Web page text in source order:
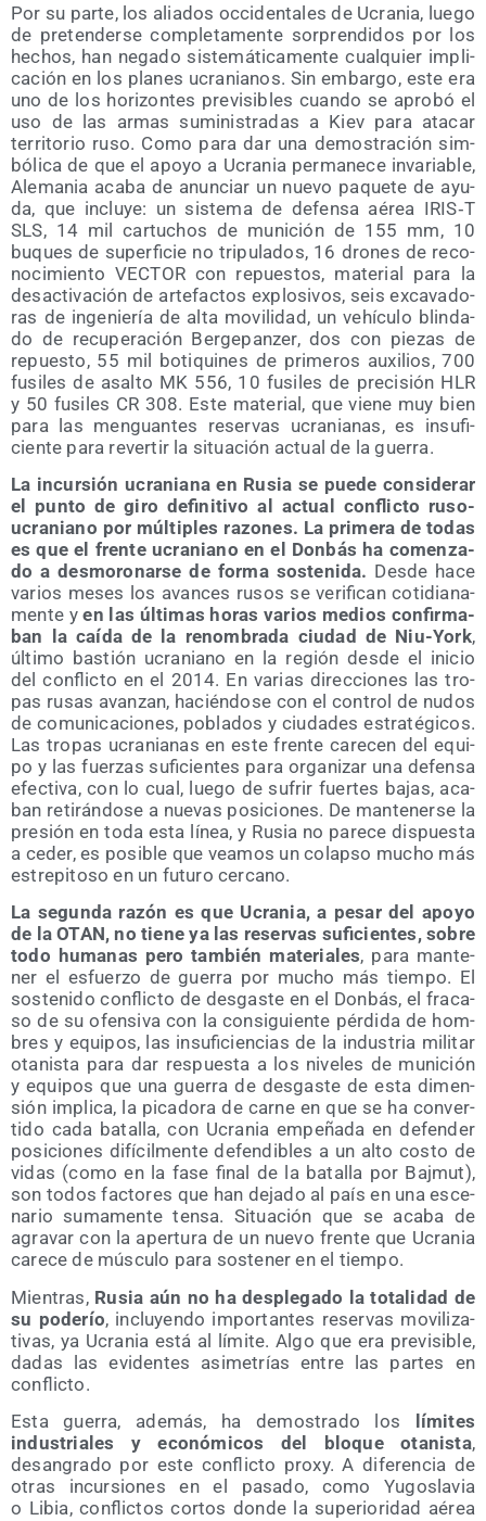
Por su par­te, los alia­dos occi­den­ta­les de Ucra­nia, lue­go
de pre­ten­der­se com­ple­ta­men­te sor­pren­di­dos por los
hechos, han nega­do sis­te­má­ti­ca­men­te cual­quier impli­
ca­ción en los pla­nes ucra­nia­nos. Sin embar­go, este era
uno de los hori­zon­tes pre­vi­si­bles cuan­do se apro­bó el
uso de las armas sumi­nis­tra­das a Kiev para ata­car
terri­to­rio ruso. Como para dar una demos­tra­ción sim­
bó­li­ca de que el apo­yo a Ucra­nia per­ma­ne­ce inva­ria­ble,
Ale­ma­nia aca­ba de anun­ciar un nue­vo paque­te de ayu­
da, que inclu­ye: un sis­te­ma de defen­sa aérea IRIS‑T
SLS, 14 mil car­tu­chos de muni­ción de 155 mm, 10
buques de super­fi­cie no tri­pu­la­dos, 16 dro­nes de reco­
no­ci­mien­to VECTOR con repues­tos, mate­rial para la
des­ac­ti­va­ción de arte­fac­tos explo­si­vos, seis exca­va­do­
ras de inge­nie­ría de alta movi­li­dad, un vehícu­lo blin­da­
do de recu­pe­ra­ción Ber­ge­pan­zer, dos con pie­zas de
repues­to, 55 mil boti­qui­nes de pri­me­ros auxi­lios, 700
fusi­les de asal­to MK 556, 10 fusi­les de pre­ci­sión HLR
y 50 fusi­les CR 308. Este mate­rial, que vie­ne muy bien
para las men­guan­tes reser­vas ucra­nia­nas, es insu­fi­
cien­te para rever­tir la situa­ción actual de la guerra.
La incur­sión ucra­nia­na en Rusia se pue­de con­si­de­rar
el pun­to de giro defi­ni­ti­vo al actual con­flic­to ruso-
ucra­niano por múl­ti­ples razo­nes. La pri­me­ra de todas
es que el fren­te ucra­niano en el Don­bás ha comen­za­
do a des­mo­ro­nar­se de for­ma sos­te­ni­da. Des­de hace
varios meses los avan­ces rusos se veri­fi­can coti­dia­na­
men­te yen las últi­mas horas varios medios con­fir­ma­
ban la caí­da de la renom­bra­da ciu­dad de Niu-York,
últi­mo bas­tión ucra­niano en la región des­de el ini­cio
del con­flic­to en el 2014. En varias direc­cio­nes las tro­
pas rusas avan­zan, hacién­do­se con el con­trol de nudos
de comu­ni­ca­cio­nes, pobla­dos y ciu­da­des estra­té­gi­cos.
Las tro­pas ucra­nia­nas en este fren­te care­cen del equi­
po y las fuer­zas sufi­cien­tes para orga­ni­zar una defen­sa
efec­ti­va, con lo cual, lue­go de sufrir fuer­tes bajas, aca­
ban reti­rán­do­se a nue­vas posi­cio­nes. De man­te­ner­se la
pre­sión en toda esta línea, y Rusia no pare­ce dis­pues­ta
a ceder, es posi­ble que vea­mos un colap­so mucho más
estre­pi­to­so en un futu­ro cercano.
La segun­da razón es que Ucra­nia, a pesar del apo­yo
de la OTAN, no tie­ne ya las reser­vas sufi­cien­tes, sobre
todo huma­nas pero tam­bién mate­ria­les, para man­te­
ner el esfuer­zo de gue­rra por mucho más tiem­po. El
sos­te­ni­do con­flic­to de des­gas­te en el Don­bás, el fra­ca­
so de su ofen­si­va con la con­si­guien­te pér­di­da de hom­
bres y equi­pos, las insu­fi­cien­cias de la indus­tria mili­tar
ota­nis­ta para dar res­pues­ta a los nive­les de muni­ción
y equi­pos que una gue­rra de des­gas­te de esta dimen­
sión impli­ca, la pica­do­ra de car­ne en que se ha con­ver­
ti­do cada bata­lla, con Ucra­nia empe­ña­da en defen­der
posi­cio­nes difí­cil­men­te defen­di­bles a un alto cos­to de
vidas (como en la fase final de la bata­lla por Baj­mut),
son todos fac­to­res que han deja­do al país en una esce­
na­rio suma­men­te ten­sa. Situa­ción que se aca­ba de
agra­var con la aper­tu­ra de un nue­vo fren­te que Ucra­nia
care­ce de múscu­lo para sos­te­ner en el tiempo.
Mien­tras, Rusia aún no ha des­ple­ga­do la tota­li­dad de
su pode­río, inclu­yen­do impor­tan­tes reser­vas movi­li­za­
ti­vas, ya Ucra­nia está al lími­te. Algo que era pre­vi­si­ble,
dadas las evi­den­tes asi­me­trías entre las par­tes en
conflicto.
Esta gue­rra, ade­más, ha demos­tra­do los
lími­tes
indus­tria­les y eco­nó­mi­cos del blo­que ota­nis­ta,
desan­gra­do por este con­flic­to proxy. A dife­ren­cia de
otras incur­sio­nes en el pasa­do, como Yugos­la­via
o Libia, con­flic­tos cor­tos don­de la supe­rio­ri­dad aérea